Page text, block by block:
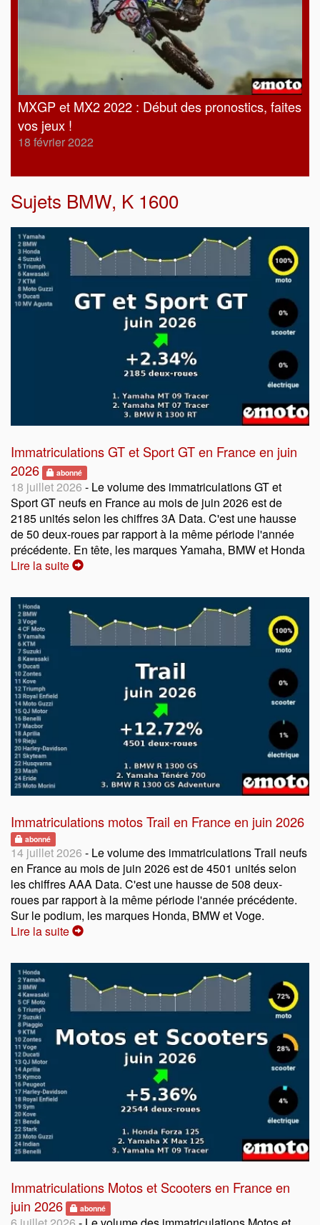
MXGP et MX2 2022 : Début des pronostics, faites
vos jeux !
18 février 2022
Sujets BMW, K 1600
Immatriculations GT et Sport GT en France en juin
2026
abonné
18 juillet 2026 - Le volume des immatriculations GT et
Sport GT neufs en France au mois de juin 2026 est de
2185 unités selon les chiffres 3A Data. C'est une hausse
de 50 deux-roues par rapport à la même période l'année
précédente. En tête, les marques Yamaha, BMW et Honda
Lire la suite
Immatriculations motos Trail en France en juin 2026
abonné
14 juillet 2026 - Le volume des immatriculations Trail neufs
en France au mois de juin 2026 est de 4501 unités selon
les chiffres AAA Data. C'est une hausse de 508 deux-
roues par rapport à la même période l'année précédente.
Sur le podium, les marques Honda, BMW et Voge.
Lire la suite
Immatriculations Motos et Scooters en France en
juin 2026
abonné